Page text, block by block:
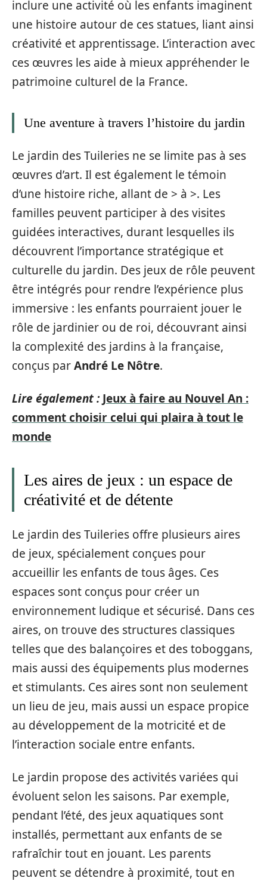
inclure une activité où les enfants imaginent
une histoire autour de ces statues, liant ainsi
créativité et apprentissage. L’interaction avec
ces œuvres les aide à mieux appréhender le
patrimoine culturel de la France.
Une aventure à travers l’histoire du jardin
Le jardin des Tuileries ne se limite pas à ses
œuvres d’art. Il est également le témoin
d’une histoire riche, allant de > à >. Les
familles peuvent participer à des visites
guidées interactives, durant lesquelles ils
découvrent l’importance stratégique et
culturelle du jardin. Des jeux de rôle peuvent
être intégrés pour rendre l’expérience plus
immersive : les enfants pourraient jouer le
rôle de jardinier ou de roi, découvrant ainsi
la complexité des jardins à la française,
conçus parAndré Le Nôtre.
Lire également : Jeux à faire au Nouvel An :
comment choisir celui qui plaira à tout le
monde
Les aires de jeux : un espace de
créativité et de détente
Le jardin des Tuileries offre plusieurs aires
de jeux, spécialement conçues pour
accueillir les enfants de tous âges. Ces
espaces sont conçus pour créer un
environnement ludique et sécurisé. Dans ces
aires, on trouve des structures classiques
telles que des balançoires et des toboggans,
mais aussi des équipements plus modernes
et stimulants. Ces aires sont non seulement
un lieu de jeu, mais aussi un espace propice
au développement de la motricité et de
l’interaction sociale entre enfants.
Le jardin propose des activités variées qui
évoluent selon les saisons. Par exemple,
pendant l’été, des jeux aquatiques sont
installés, permettant aux enfants de se
rafraîchir tout en jouant. Les parents
peuvent se détendre à proximité, tout en